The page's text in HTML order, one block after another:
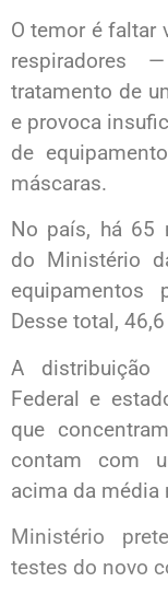
O temor é faltar
respiradores
tratamento de
e provoca
de
máscaras.
No país, há 65
do Ministério
Desse total,
A distribuição
Federal e
que
contam com
acima da média
Ministério
testes do novo